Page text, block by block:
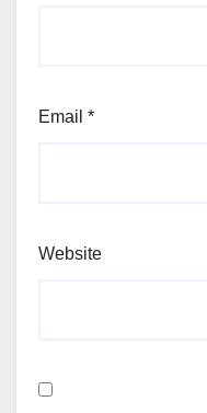
Email *
Website